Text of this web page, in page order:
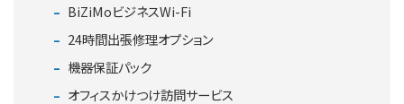
BiZiMoビジネスWi-Fi
24時間出張修理オプション
機器保証パック
オフィスかけつけ訪問サービス